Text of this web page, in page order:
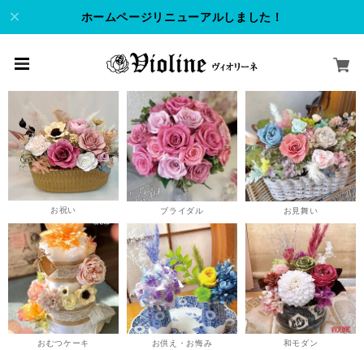
ホームページリニューアルしました！
お祝い ブライダル お見舞い
おむつケーキ お供え・お悔み 和モダン